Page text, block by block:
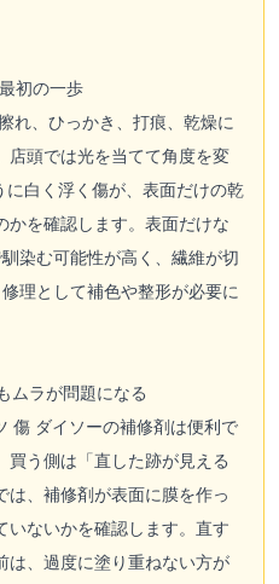
初の一歩
れ、ひっかき、打痕、乾燥に
店頭では光を当てて角度を変
白く浮く傷が、表面だけの乾
かを確認します。表面だけな
染む可能性が高く、繊維が切
理として補色や整形が必要に
ラが問題になる
傷 ダイソーの補修剤は便利で
買う側は「直した跡が見える
は、補修剤が表面に膜を作っ
いないかを確認します。直す
は、過度に塗り重ねない方が